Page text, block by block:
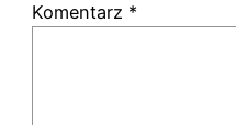
Komentarz *